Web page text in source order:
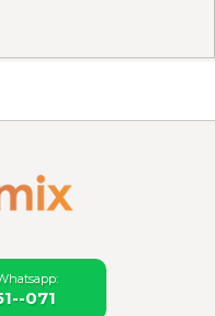
Flashback e
071